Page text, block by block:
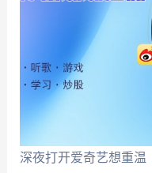
深夜打开爱奇艺想重温